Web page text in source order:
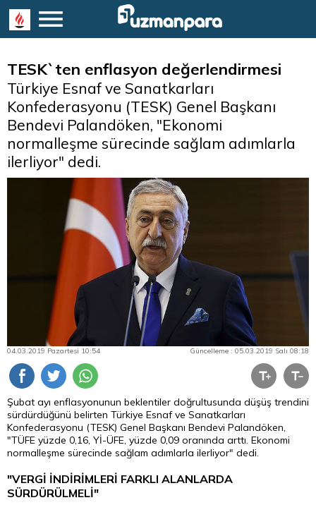
TESK`ten enflasyon değerlendirmesi
Türkiye Esnaf ve Sanatkarları
Konfederasyonu (TESK) Genel Başkanı
Bendevi Palandöken, "Ekonomi
normalleşme sürecinde sağlam adımlarla
ilerliyor" dedi.
04.03.2019 Pazartesi 10:54 Güncelleme : 05.03.2019 Salı 08:18
Şubat ayı enflasyonunun beklentiler doğrultusunda düşüş trendini
sürdürdüğünü belirten Türkiye Esnaf ve Sanatkarları
Konfederasyonu (TESK) Genel Başkanı Bendevi Palandöken,
"TÜFE yüzde 0,16, Yİ-ÜFE, yüzde 0,09 oranında arttı. Ekonomi
normalleşme sürecinde sağlam adımlarla ilerliyor" dedi.
"VERGİ İNDİRİMLERİ FARKLI ALANLARDA
SÜRDÜRÜLMELİ"